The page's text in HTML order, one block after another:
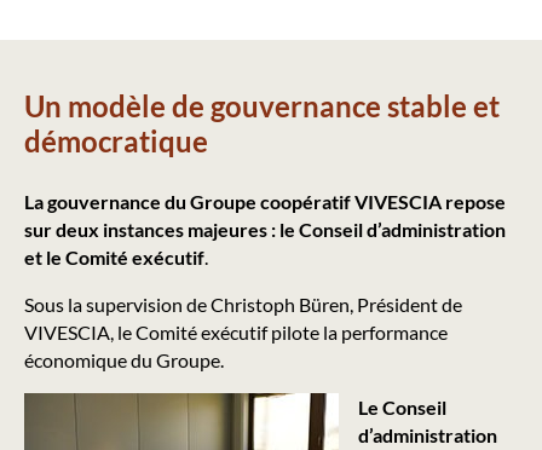
Un modèle de gouvernance stable et
démocratique
La gouvernance du Groupe coopératif VIVESCIA repose
sur deux instances majeures : le Conseil d’administration
et le Comité exécutif.
Sous la supervision de Christoph Büren, Président de
VIVESCIA, le Comité exécutif pilote la performance
économique du Groupe.
Le Conseil
d’administration